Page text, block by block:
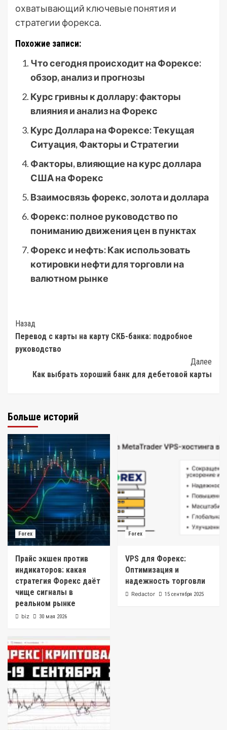
охватывающий ключевые понятия и
стратегии форекса.
Похожие записи:
Что сегодня происходит на Форексе:
обзор, анализ и прогнозы
Курс гривны к доллару: факторы
влияния и анализ на Форекс
Курс Доллара на Форексе: Текущая
Ситуация, Факторы и Стратегии
Факторы, влияющие на курс доллара
США на Форекс
Взаимосвязь форекс, золота и доллара
Форекс: полное руководство по
пониманию движения цен в пунктах
Форекс и нефть: Как использовать
котировки нефти для торговли на
валютном рынке
Post
Navigation
Назад
Перевод с карты на карту СКБ-банка: подробное
руководство
Далее
Как выбрать хороший банк для дебетовой карты
Больше историй
Forex
Прайс экшен против
индикаторов: какая
стратегия Форекс даёт
чище сигналы в
реальном рынке
biz 30 мая 2026
Forex
VPS для Форекс:
Оптимизация и
надежность торговли
Redactor 15 сентября 2025